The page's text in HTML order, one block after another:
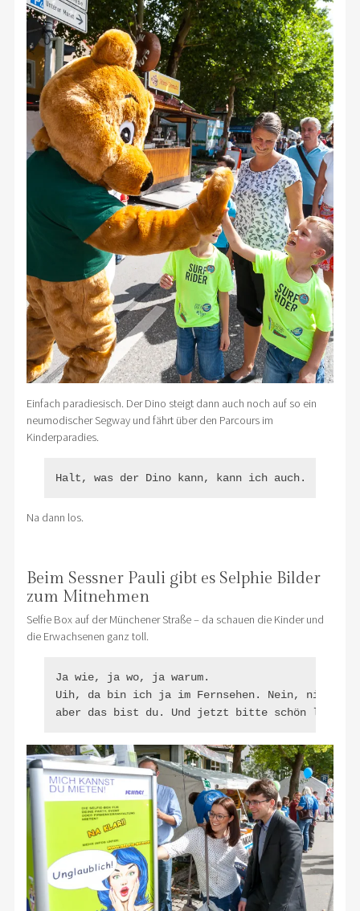
Einfach paradiesisch. Der Dino steigt dann auch noch auf so ein
neumodischer Segway und fährt über den Parcours im
Kinderparadies.
Halt, was der Dino kann, kann ich auch.
Na dann los.
Beim Sessner Pauli gibt es Selphie Bilder
zum Mitnehmen
Selfie Box auf der Münchener Straße – da schauen die Kinder und
die Erwachsenen ganz toll.
Ja wie, ja wo, ja warum.
Uih, da bin ich ja im Fernsehen. Nein, nicht
aber das bist du. Und jetzt bitte schön